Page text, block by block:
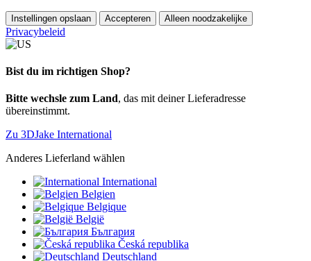
Instellingen opslaan Accepteren Alleen noodzakelijke
Privacybeleid
Bist du im richtigen Shop?
Bitte wechsle zum Land, das mit deiner Lieferadresse
übereinstimmt.
Zu 3DJake International
Anderes Lieferland wählen
International
Belgien
Belgique
België
България
Česká republika
Deutschland